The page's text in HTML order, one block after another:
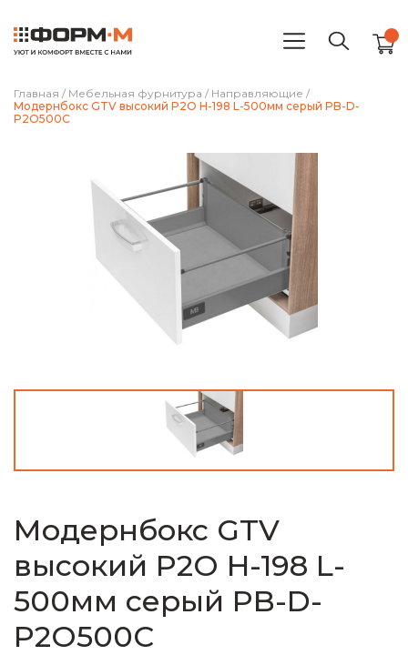
Главная / Мебельная фурнитура / Направляющие /
Модернбокс GTV высокий P2O H-198 L-500мм cерый PB-D-
P2O500C
Модернбокс GTV
высокий P2O H-198 L-
500мм cерый PB-D-
P2O500C